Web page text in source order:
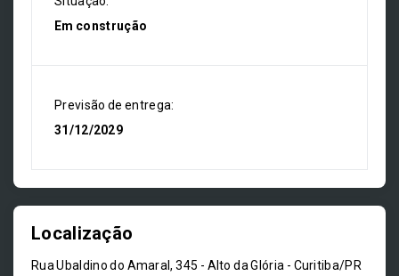
Em construção
Previsão de entrega:
31/12/2029
Localização
Rua Ubaldino do Amaral, 345 - Alto da Glória - Curitiba/PR